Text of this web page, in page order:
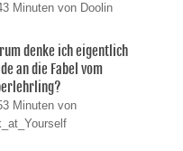
Minuten von Doolin
denke ich eigentlich
an die Fabel vom
Minuten von